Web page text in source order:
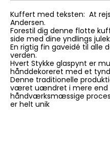
Kuffert med teksten: At
Andersen.
Forestil dig denne flotte
side med dine yndlings
En rigtig fin gaveidé til alle
verden.
Hvert Stykke glaspynt er
hånddekoreret med et
Denne traditionelle
været uændret i mere end
håndværksmæssige
er helt unik